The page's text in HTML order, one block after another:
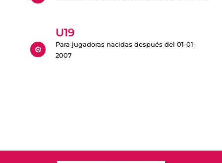
U19
Para jugadoras nacidas después del 01-01-
2007